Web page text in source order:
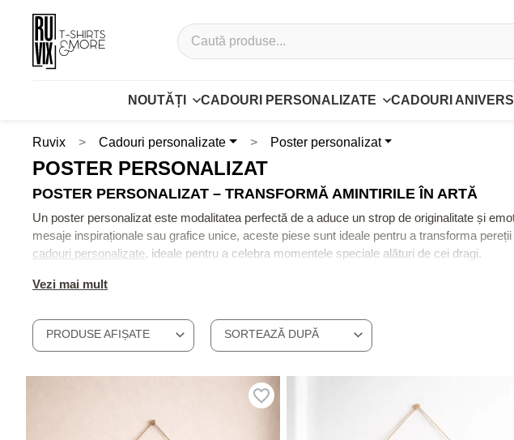
NOUTĂȚI CADOURI PERSONALIZATE CADOURI
Ruvix Cadouri personalizate Poster personalizat
POSTER PERSONALIZAT
POSTER PERSONALIZAT – TRANSFORMĂ AMINTIRILE ÎN ARTĂ
Un poster personalizat este modalitatea perfectă de a aduce un strop de originalitate și
mesaje inspiraționale sau grafice unice, aceste piese sunt ideale pentru a transforma
cadouri personalizate, ideale pentru a celebra momentele speciale alături de cei dragi.
cu alte articole, precum
Poster perete personalizat – cadoul ideal pentru orice ocazie
fiind disponibile în diferite dimensiuni și stiluri. Adaugă-le la o listă de
cadouri pentru ziua de
doar că aduce un aer unic locuinței, ci și creează o atmosferă caldă și personală. Fie că
întotdeauna o declarație vizuală puternică și plină de semnificație.
Vezi mai mult
PRODUSE AFIȘATE SORTEAZĂ DUPĂ